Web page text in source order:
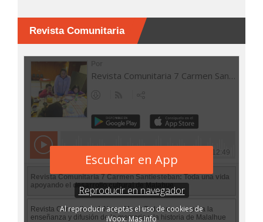
Revista Comunitaria